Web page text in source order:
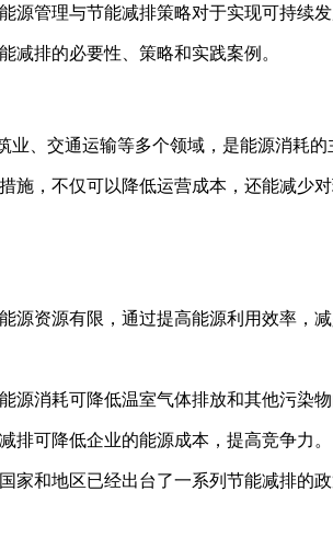
源管理与节能减排策略对于实现可持续
减排的必要性、策略和实践案例。
业、交通运输等多个领域，是能源消耗
施，不仅可以降低运营成本，还能减少
源资源有限，通过提高能源利用效率，
源消耗可降低温室气体排放和其他污染
排可降低企业的能源成本，提高竞争力。
家和地区已经出台了一系列节能减排的